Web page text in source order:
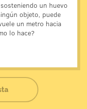
un huevo
objeto, puede
un metro hacia
lo hace?
altura de un metro y
sin romperse.